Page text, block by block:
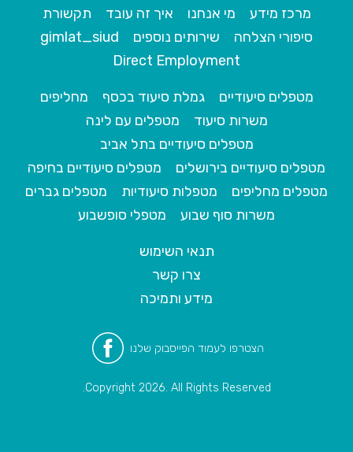
מרכז מידע מי אנחנו איך זה עובד
תקשורת
סיפורי הצלחה
שירותים נוספים
gimlat_siud
Direct Employment
מטפלים סיעודיים גמלת סיעוד בכסף
מחליפים
משרות סיעוד
מטפלים עם לינה
מטפלים סיעודיים בתל אביב
מטפלים סיעודיים בירושלים
מטפלים סיעודיים בחיפה
מטפלים מחליפים
מטפלות סיעודיות
מטפלים גברים
משרות סוף שבוע
מטפלי סופשבוע
תנאי השימוש
צרו קשר
מידע ותמיכה
הצטרפו לעמוד הפייסבוק שלנו
Copyright 2026. All Rights Reserved.